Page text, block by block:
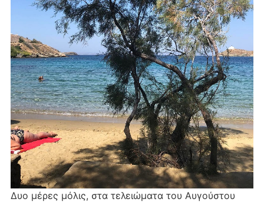
Δυο μέρες μόλις, στα τελειώματα του Αυγούστου